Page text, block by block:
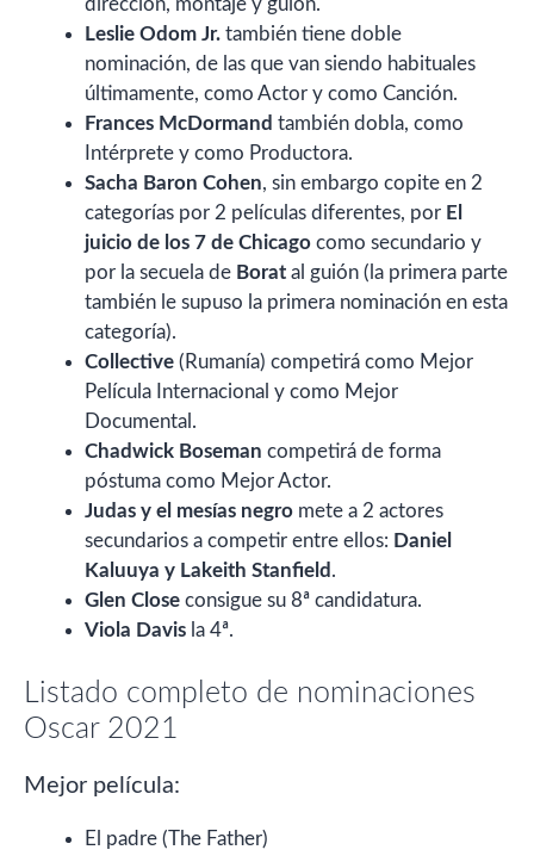
dirección, montaje y guión.
Leslie Odom Jr. también tiene doble
nominación, de las que van siendo habituales
últimamente, como Actor y como Canción.
Frances McDormand también dobla, como
Intérprete y como Productora.
Sacha Baron Cohen, sin embargo copite en 2
categorías por 2 películas diferentes, por El
juicio de los 7 de Chicago como secundario y
por la secuela de Borat al guión (la primera parte
también le supuso la primera nominación en esta
categoría).
Collective (Rumanía) competirá como Mejor
Película Internacional y como Mejor
Documental.
Chadwick Boseman competirá de forma
póstuma como Mejor Actor.
Judas y el mesías negro mete a 2 actores
secundarios a competir entre ellos: Daniel
Kaluuya y Lakeith Stanfield .
Glen Close consigue su 8ª candidatura.
Viola Davis la 4ª.
Listado completo de nominaciones
Oscar 2021
Mejor película:
El padre (The Father)